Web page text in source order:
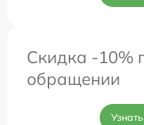
Скидка -10%
обращении